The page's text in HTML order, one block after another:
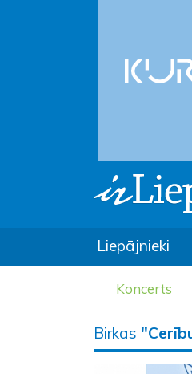
Liepājnieki
Koncerts
Birkas